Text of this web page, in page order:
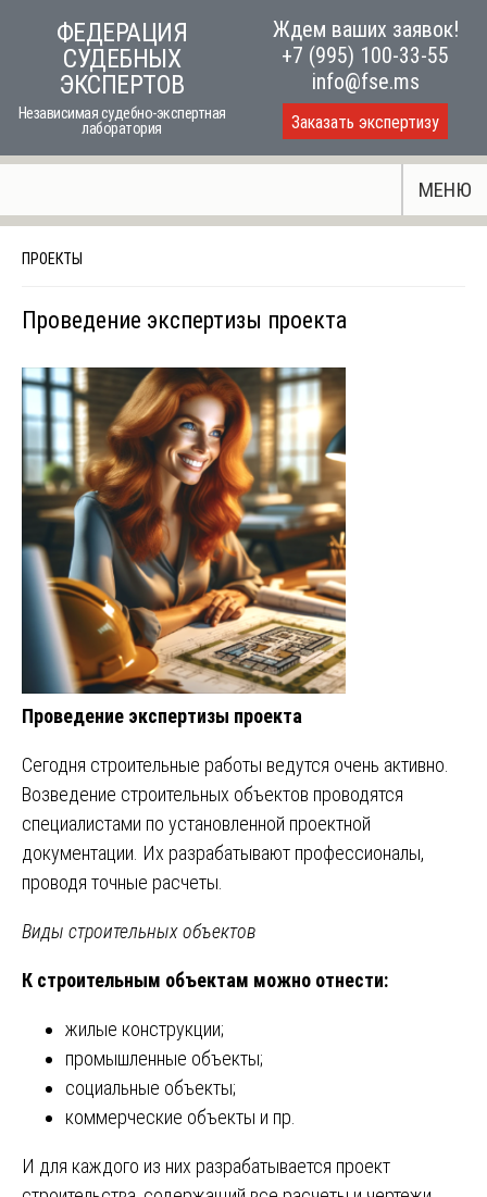
ФЕДЕРАЦИЯ
СУДЕБНЫХ
ЭКСПЕРТОВ
Независимая судебно-экспертная
лаборатория
Ждем ваших заявок!
+7 (995) 100-33-55
info@fse.ms
Заказать экспертизу
МЕНЮ
ПРОЕКТЫ
Проведение экспертизы проекта
Проведение экспертизы проекта
Сегодня строительные работы ведутся очень активно.
Возведение строительных объектов проводятся
специалистами по установленной проектной
документации. Их разрабатывают профессионалы,
проводя точные расчеты.
Виды строительных объектов
К строительным объектам можно отнести:
жилые конструкции;
промышленные объекты;
социальные объекты;
коммерческие объекты и пр.
И для каждого из них разрабатывается проект